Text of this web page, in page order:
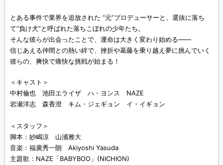
とある事件で業界を追放された “元”プロデューサーと、選抜に落ち
て“負け犬”と呼ばれた落ちこぼれの少年たち。
そんな彼らが出会ったことで、運命は大きく変わり始める——
信じあえる仲間との熱い絆で、挫折や葛藤を乗り越え夢に挑んでいく
彼らの、爽快で痛快な挑戦が始まる！
＜キャスト＞
中村倫也 池田エライザ ハ・ヨンス NAZE
岩瀬洋志 森香澄 キム・ジェギョン イ・イギョン
＜スタッフ＞
脚本：紗嶋涼 山浦雅大
音楽：福廣秀一朗 Akiyoshi Yasuda
主題歌：NAZE「BABYBOO」(NICHION)